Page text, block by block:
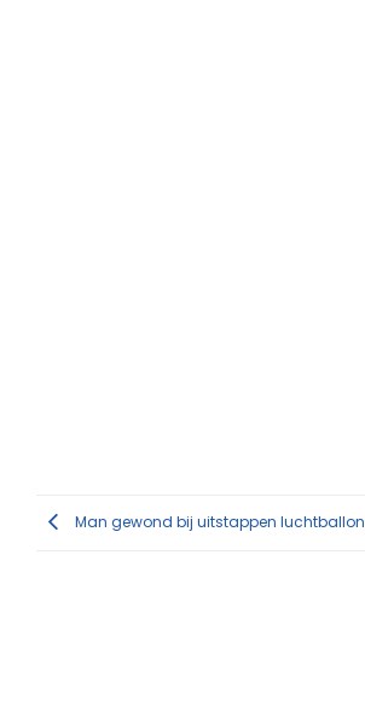
Man gewond bij uitstappen luchtballon